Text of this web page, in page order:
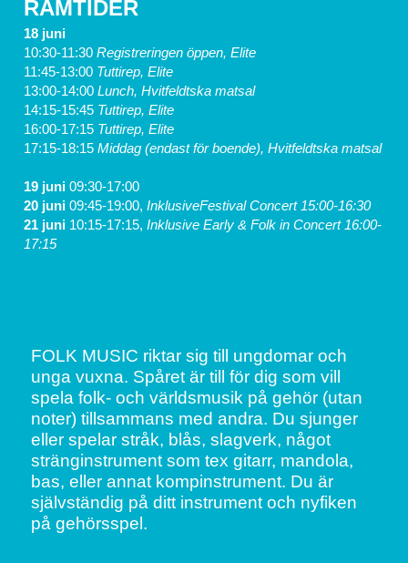
RAMTIDER
18 juni
10:30-11:30 Registreringen öppen, Elite
11:45-13:00 Tuttirep, Elite
13:00-14:00 Lunch, Hvitfeldtska matsal
14:15-15:45 Tuttirep, Elite
16:00-17:15 Tuttirep, Elite
17:15-18:15 Middag (endast för boende), Hvitfeldtska matsal
19 juni
20 juni 09:45-19:00, InklusiveFestival Concert 15:00-16:30
21 juni 10:15-17:15, Inklusive Early & Folk in Concert 16:00-
17:15
FOLK MUSIC riktar sig till ungdomar och
unga vuxna. Spåret är till för dig som vill
spela folk- och världsmusik på gehör (utan
noter) tillsammans med andra. Du sjunger
eller spelar stråk, blås, slagverk, något
stränginstrument som tex gitarr, mandola,
bas, eller annat kompinstrument. Du är
självständig på ditt instrument och nyfiken
på gehörsspel.